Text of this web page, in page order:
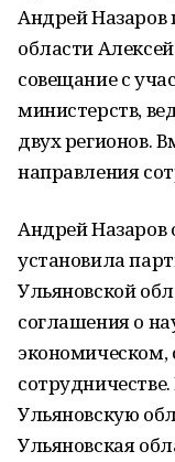
Андрей Назаров
области
совещание с
министерств,
двух регионов.
направления
Андрей Назаров
установила
Ульяновской
соглашения о
Ульяновскую
Ульяновская